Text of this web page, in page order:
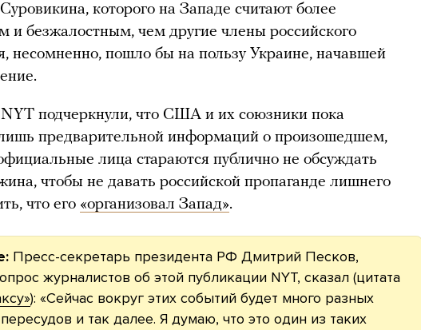
которого на Западе считают более
и безжалостным, чем другие члены российского
несомненно, пошло бы на пользу Украине, начавшей
подчеркнули, что США и их союзники пока
предварительной информаций о произошедшем,
лица стараются публично не обсуждать
чтобы не давать российской пропаганде лишнего
что его «организовал Запад».
Пресс-секретарь президента РФ Дмитрий Песков,
журналистов об этой публикации NYT, сказал (цитата
): «Сейчас вокруг этих событий будет много разных
и так далее. Я думаю, что это один из таких